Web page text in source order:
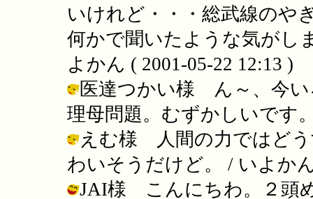
いけれど・・・総武線のや
何かで聞いたような気がし
よかん ( 2001-05-22 12:13 )
医達つかい様 ん～、今い
理母問題。むずかしいです
えむ様 人間の力ではど
わいそうだけど。 / いよか
JAI様 こんにちわ。２頭